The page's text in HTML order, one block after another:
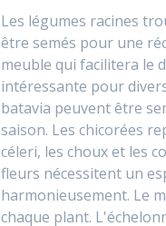
Les légumes racines
être semés pour une
meuble qui facilitera le
intéressante pour
batavia peuvent être
saison. Les chicorées
céleri, les choux et les
fleurs nécessitent un
harmonieusement. Le
chaque plant.